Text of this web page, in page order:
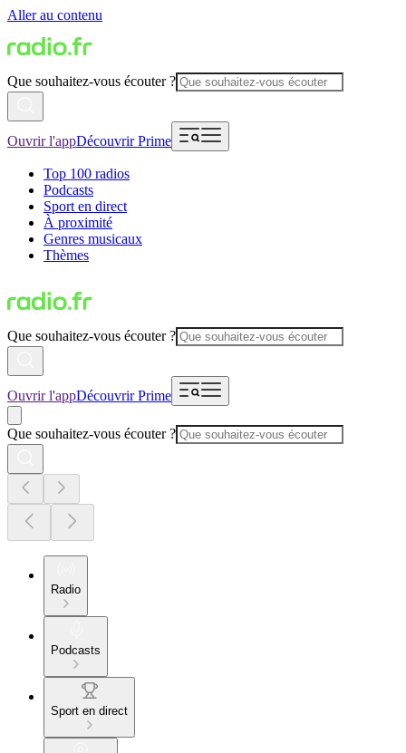
Aller au contenu
Que souhaitez-vous écouter ?
Ouvrir l'appDécouvrir Prime
Top 100 radios
Podcasts
Sport en direct
À proximité
Genres musicaux
Thèmes
Que souhaitez-vous écouter ?
Ouvrir l'appDécouvrir Prime
Que souhaitez-vous écouter ?
Radio
Podcasts
Sport en direct